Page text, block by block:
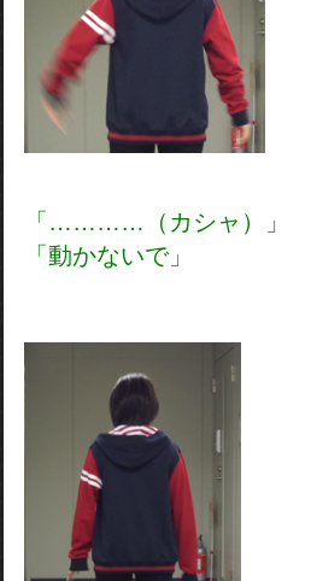
「…………（カシャ）」
「動かないで」